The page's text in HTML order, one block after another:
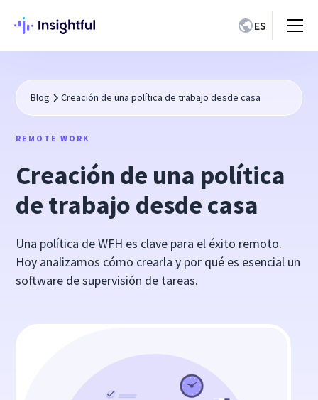
ES
Blog Creación de una política de trabajo desde casa
REMOTE WORK
Creación de una política
de trabajo desde casa
Una política de WFH es clave para el éxito remoto.
Hoy analizamos cómo crearla y por qué es esencial un
software de supervisión de tareas.